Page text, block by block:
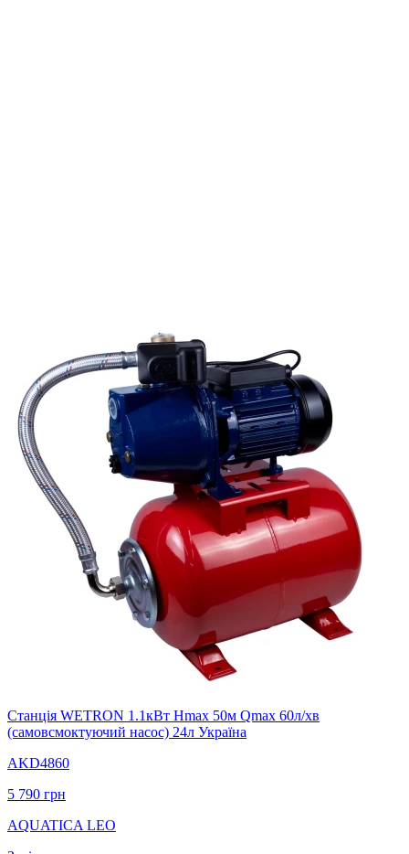
Станція WETRON 1.1кВт Hmax 50м Qmax 60л/хв
(самовсмоктуючий насос) 24л Україна
AKD4860
5 790 грн
AQUATICA LEO